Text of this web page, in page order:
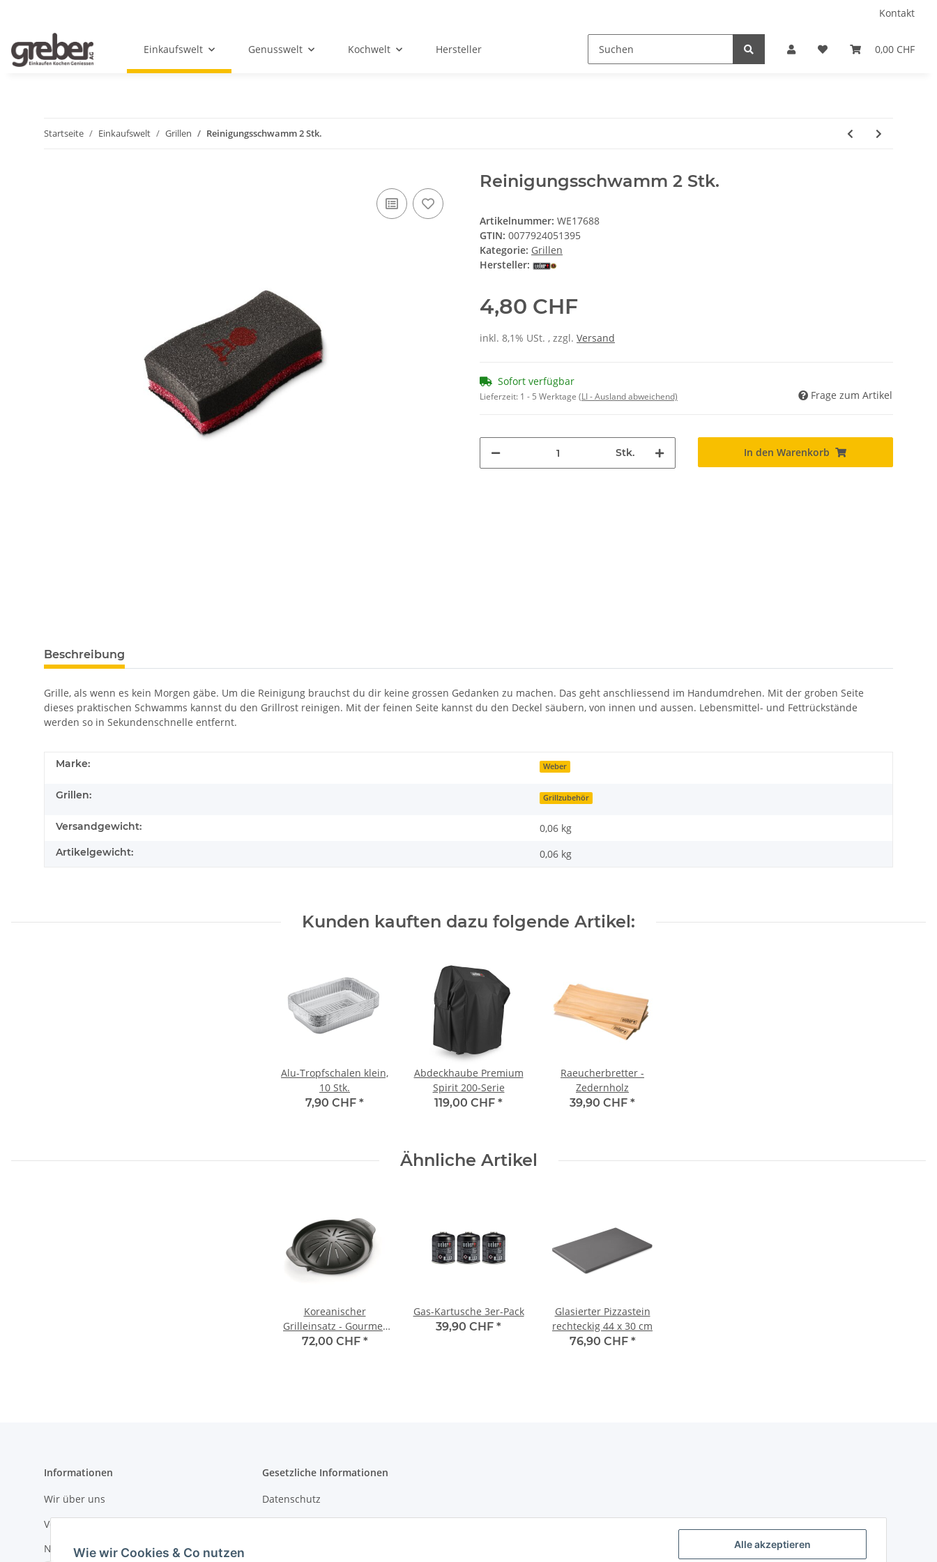
Kontakt
0,00 CHF
Einkaufswelt Genusswelt Kochwelt Hersteller
Startseite Einkaufswelt Grillen Reinigungsschwamm 2 Stk.
Reinigungsschwamm 2 Stk.
Artikelnummer: WE17688
GTIN: 0077924051395
Kategorie: Grillen
Hersteller:
4,80 CHF
inkl. 8,1% USt. , zzgl. Versand
Sofort verfügbar
Lieferzeit: 1 - 5 Werktage (LI - Ausland abweichend) Frage zum Artikel
Stk. In den Warenkorb
Beschreibung
Grille, als wenn es kein Morgen gäbe. Um die Reinigung brauchst du dir keine grossen Gedanken zu machen. Das geht anschliessend im Handumdrehen. Mit der groben Seite
dieses praktischen Schwamms kannst du den Grillrost reinigen. Mit der feinen Seite kannst du den Deckel säubern, von innen und aussen. Lebensmittel- und Fettrückstände
werden so in Sekundenschnelle entfernt.
Marke: Weber
Grillen: Grillzubehör
Versandgewicht: 0,06 kg
Artikelgewicht: 0,06 kg
Kunden kauften dazu folgende Artikel:
Alu-Tropfschalen klein,
10 Stk.
7,90 CHF *
Abdeckhaube Premium
Spirit 200-Serie
119,00 CHF *
Raeucherbretter -
Zedernholz
39,90 CHF *
Ähnliche Artikel
Koreanischer
Grilleinsatz - Gourmet
BBQ System
72,00 CHF *
Gas-Kartusche 3er-Pack
39,90 CHF *
Glasierter Pizzastein
rechteckig 44 x 30 cm
76,90 CHF *
Informationen
Wir über uns
Versandinformationen
Newsletter
Gesetzliche Informationen
Datenschutz
Wie wir Cookies & Co nutzen
Alle akzeptieren